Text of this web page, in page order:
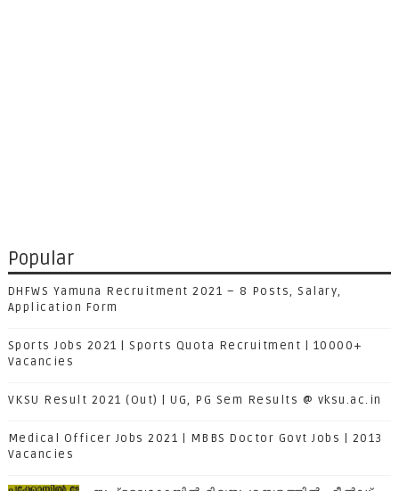
Popular
DHFWS Yamuna Recruitment 2021 – 8 Posts, Salary,
Application Form
Sports Jobs 2021 | Sports Quota Recruitment | 10000+
Vacancies
VKSU Result 2021 (Out) | UG, PG Sem Results @ vksu.ac.in
Medical Officer Jobs 2021 | MBBS Doctor Govt Jobs | 2013
Vacancies